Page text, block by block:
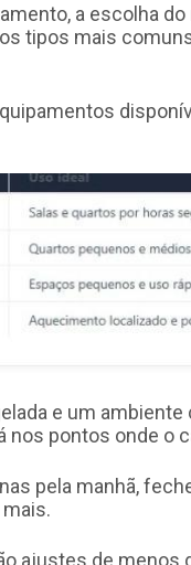
a escolha
tipos mais
e um
nos pontos onde o
pela manhã,